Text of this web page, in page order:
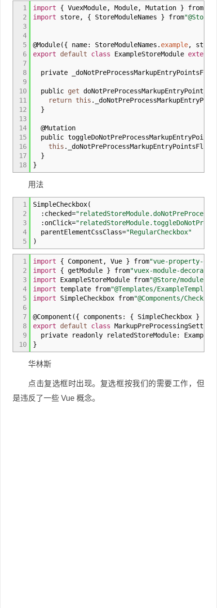
1
2
3
4
5
6
7
8
9
10
11
12
13
14
15
16
17
18
import { VuexModule, Module, Mutation } from
import store, { StoreModuleNames } from
@Module({ name: StoreModuleNames. example, store
export
default class ExampleStoreModule extends
private _doNotPreProcessMarkupEntryPointsFlag
public get
return this
}
@Mutation
public
this ._doNotPreProcessMarkupEntryPointsFlag
}
}
用法
1
2
3
4
5
SimpleCheckbox(
: checked=
: onClick=
parentElementCssClass="RegularCheckbox"
)
1
2
3
4
5
6
7
8
9
10
import { Component , Vue } from"vue-property-
import
{ getModule } from"vuex-module-
import ExampleStoreModule from"@Store/modules/
import template from"@Templates/
import SimpleCheckbox from"@Components/
@Component ({ components : { SimpleCheckbox }
export
default class
private readonly relatedStoreModule:
}
华林斯
点击复选框时出现。复选框按我们的需要工作，但
是违反了一些 Vue 概念。